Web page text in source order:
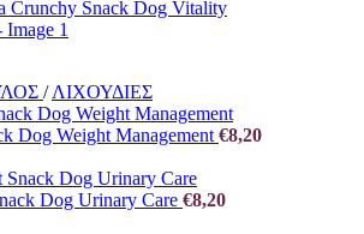
/ ΛΙΧΟΥΔΙΕΣ
Dog Weight Management €8,20
Dog Urinary Care €8,20